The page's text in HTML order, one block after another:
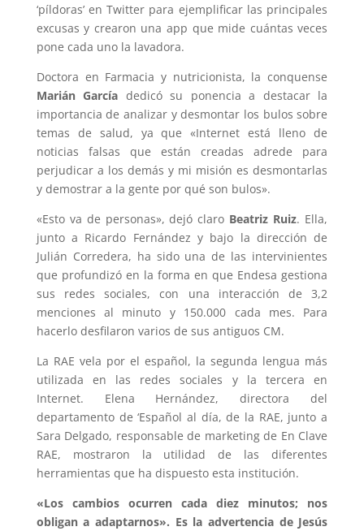
‘píldoras’ en Twitter para ejemplificar las principales
excusas y crearon una app que mide cuántas veces
pone cada uno la lavadora.
Doctora en Farmacia y nutricionista, la conquense
Marián García dedicó su ponencia a destacar la
importancia de analizar y desmontar los bulos sobre
temas de salud, ya que «Internet está lleno de
noticias falsas que están creadas adrede para
perjudicar a los demás y mi misión es desmontarlas
y demostrar a la gente por qué son bulos».
«Esto va de personas», dejó claro Beatriz Ruiz. Ella,
junto a Ricardo Fernández y bajo la dirección de
Julián Corredera, ha sido una de las intervinientes
que profundizó en la forma en que Endesa gestiona
sus redes sociales, con una interacción de 3,2
menciones al minuto y 150.000 cada mes. Para
hacerlo desfilaron varios de sus antiguos CM.
La RAE vela por el español, la segunda lengua más
utilizada en las redes sociales y la tercera en
Internet. Elena Hernández, directora del
departamento de ‘Español al día, de la RAE, junto a
Sara Delgado, responsable de marketing de En Clave
RAE, mostraron la utilidad de las diferentes
herramientas que ha dispuesto esta institución.
«Los cambios ocurren cada diez minutos; nos
obligan a adaptarnos». Es la advertencia de Jesús